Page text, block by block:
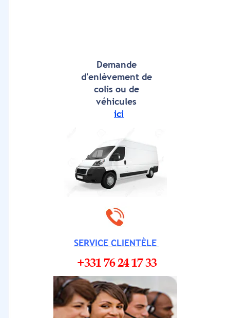
Demande
d'enlèvement de
colis ou de
véhicules
ici
SERVICE CLIENTÈLE
+331 76 24 17 33